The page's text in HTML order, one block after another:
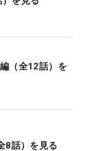
（全12話）を
8話）を見る